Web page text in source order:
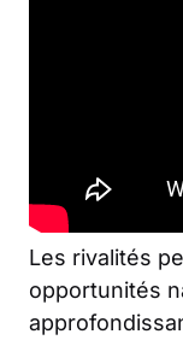
Les rivalités
opportunités